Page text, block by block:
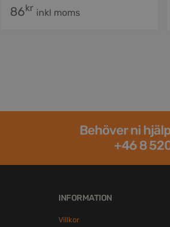
86kr inkl moms
Behöver ni
+46 8
INFORMATION
Villkor